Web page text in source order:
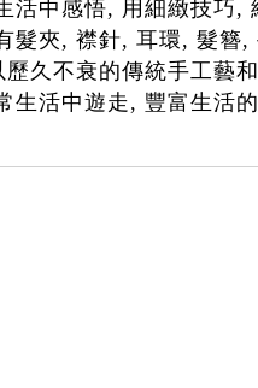
活中感悟, 用細緻技巧,
髮夾, 襟針, 耳環, 髮簪,
久不衰的傳統手工藝
生活中遊走, 豐富生活